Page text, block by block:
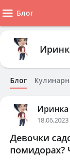
Блог
Блог
Иринка
18.06.2023
Девочки
помидорах?